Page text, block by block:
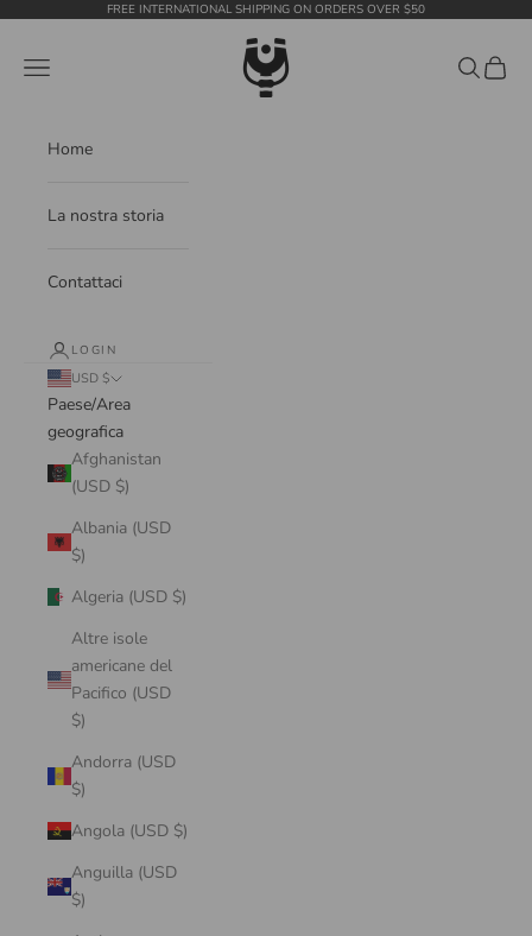
Vai al contenutoFREE INTERNATIONAL SHIPPING ON ORDERS OVER $50
WildTension
Menù Cerca
Home
La nostra storia
Contattaci
LOGIN
USD $
Paese/Area
geografica
Afghanistan
(USD $)
Albania (USD
$)
Algeria (USD $)
Altre isole
americane del
Pacifico (USD
$)
Andorra (USD
$)
Angola (USD $)
Anguilla (USD
$)